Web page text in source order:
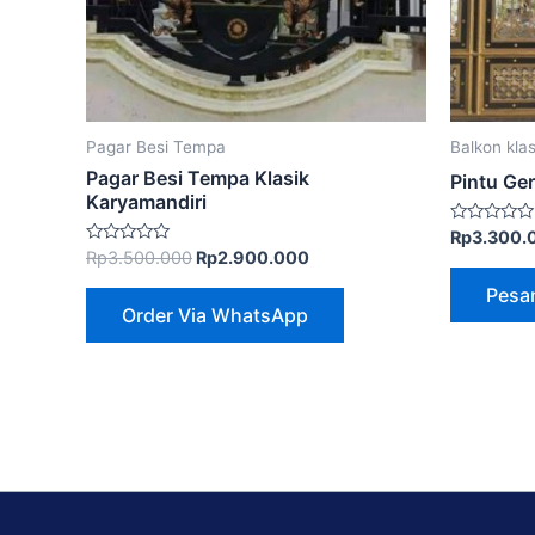
Pagar Besi Tempa
Pagar Besi Tempa Klasik
Karyamandiri
Dinilai
dari
Rp3.500.000 Rp2.900.000
Order Via WhatsApp
Balkon
Pintu
Dinilai
dari
Rp